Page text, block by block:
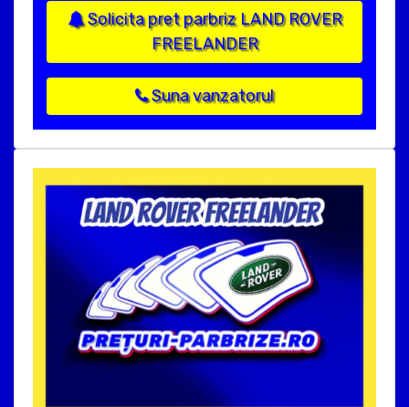
Solicita pret parbriz LAND ROVER
FREELANDER
Suna vanzatorul